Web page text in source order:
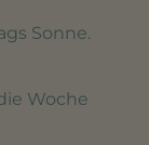
Sonne.
Woche